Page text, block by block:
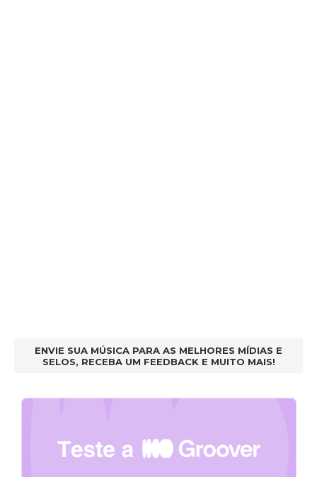
ENVIE SUA MÚSICA PARA AS MELHORES MÍDIAS E
SELOS, RECEBA UM FEEDBACK E MUITO MAIS!